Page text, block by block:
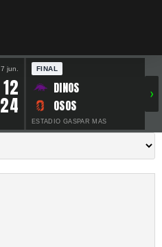
7 jun.
12
24
FINAL
DINOS
OSOS
ESTADIO GASPAR MAS
›